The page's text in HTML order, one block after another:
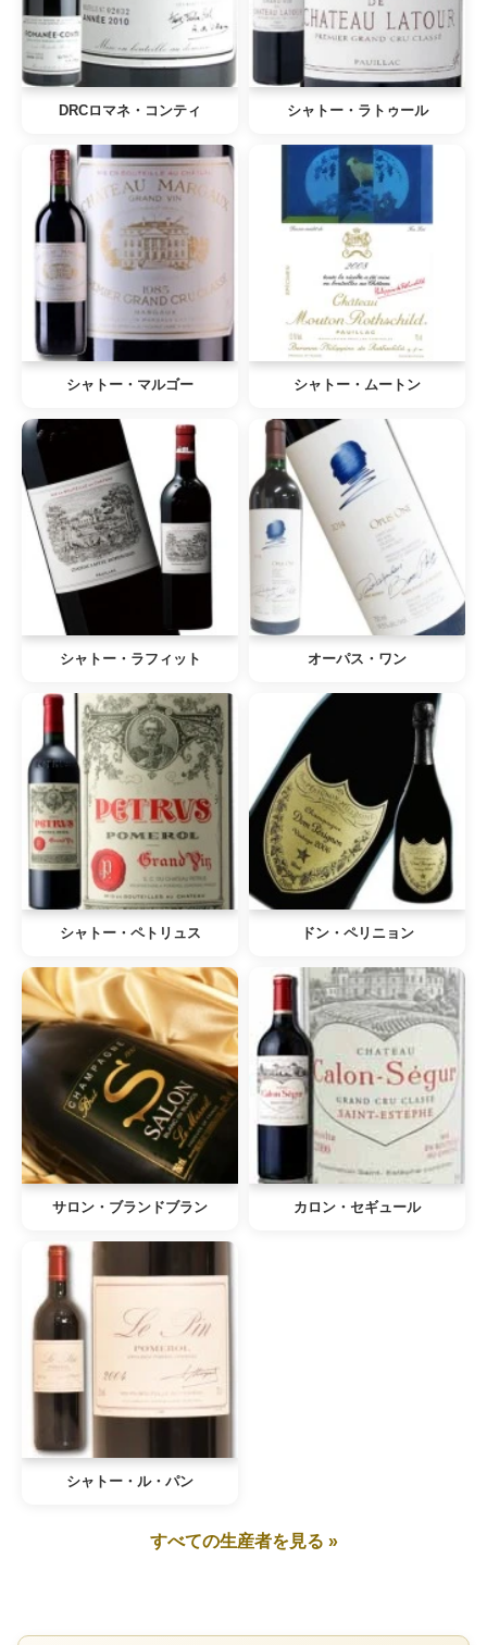
DRCロマネ・コンティ シャトー・ラトゥール
シャトー・マルゴー シャトー・ムートン
シャトー・ラフィット オーパス・ワン
シャトー・ペトリュス ドン・ペリニョン
サロン・ブランドブラン カロン・セギュール
シャトー・ル・パン
すべての生産者を見る »